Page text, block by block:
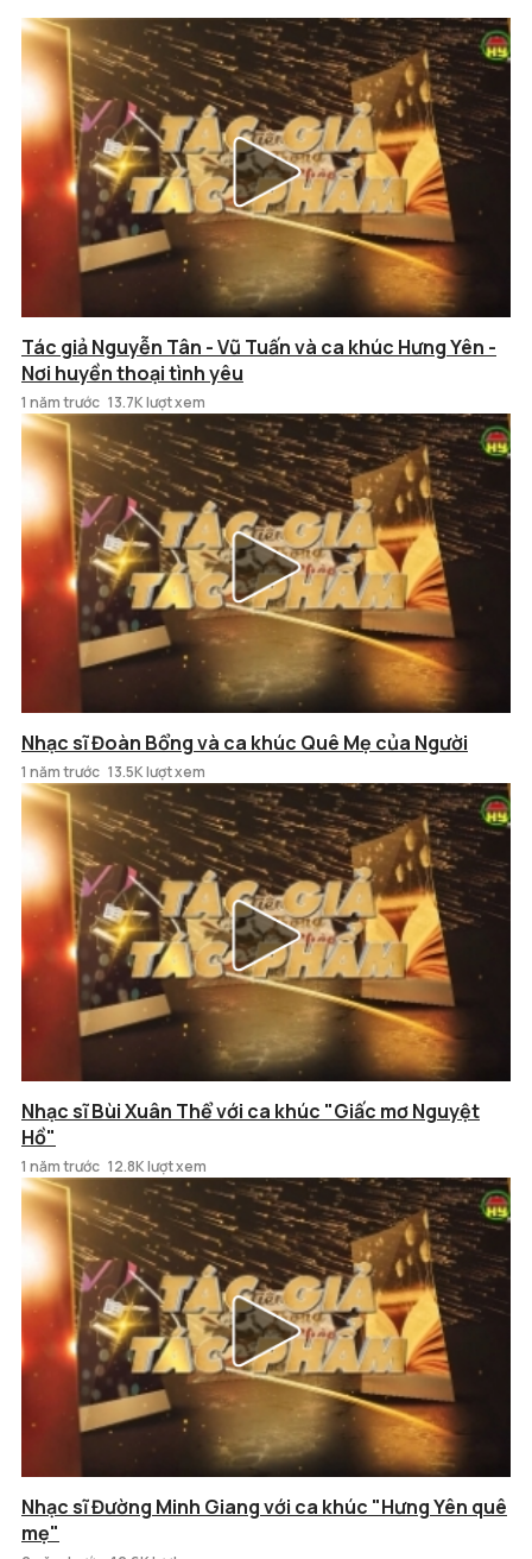
Tác giả Nguyễn Tân - Vũ Tuấn và ca khúc Hưng Yên -
Nơi huyền thoại tình yêu
1 năm trước 13.7K lượt xem
Nhạc sĩ Đoàn Bổng và ca khúc Quê Mẹ của Người
1 năm trước 13.5K lượt xem
Nhạc sĩ Bùi Xuân Thể với ca khúc "Giấc mơ Nguyệt
Hồ"
1 năm trước 12.8K lượt xem
Nhạc sĩ Đường Minh Giang với ca khúc "Hưng Yên quê
mẹ"